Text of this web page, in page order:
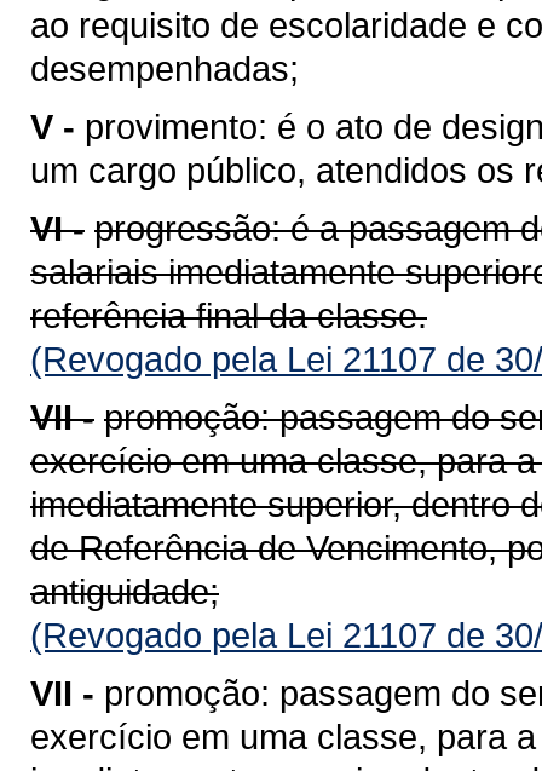
ao requisito de escolaridade e
desempenhadas;
V - provimento: é o ato de
um cargo público, atendidos os
VI - progressão: é a passagem
salariais imediatamente
referência final da classe.
(Revogado pela Lei 21107 de
VII - promoção: passagem do
exercício em uma classe, para
imediatamente superior, dentro
de Referência de Vencimento,
antiguidade;
(Revogado pela Lei 21107 de
VII - promoção: passagem do
exercício em uma classe, para